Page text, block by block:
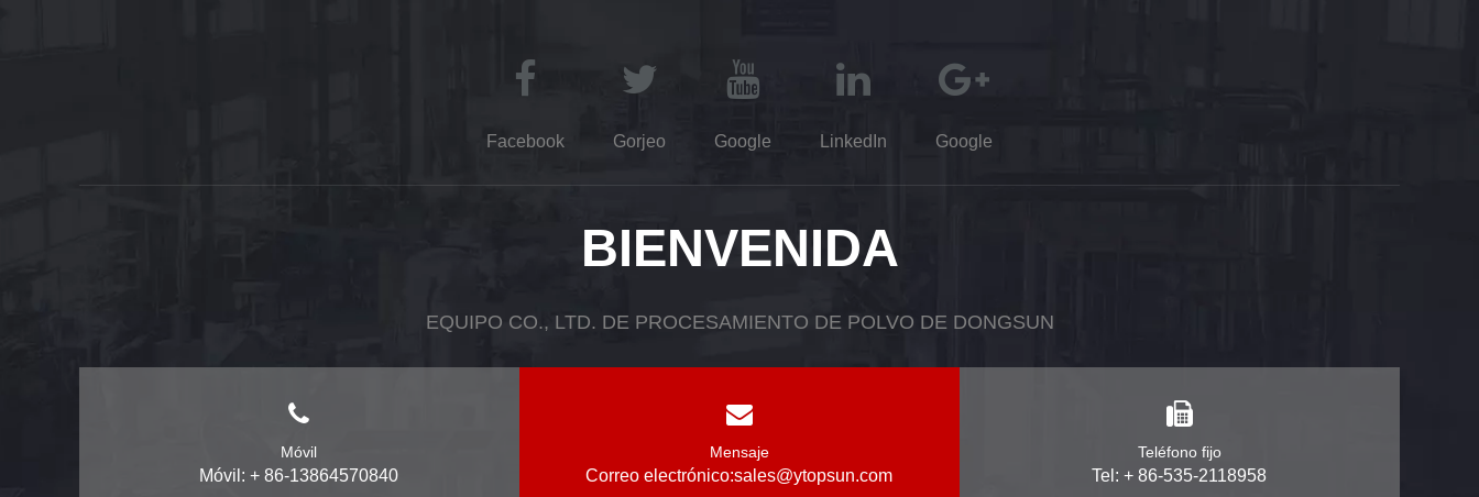
Facebook Gorjeo Google LinkedIn Google
BIENVENIDA
EQUIPO CO., LTD. DE PROCESAMIENTO DE POLVO DE DONGSUN
Móvil
Móvil: + 86-13864570840
Mensaje
Correo electrónico:sales@ytopsun.com
Teléfono fijo
Tel: + 86-535-2118958